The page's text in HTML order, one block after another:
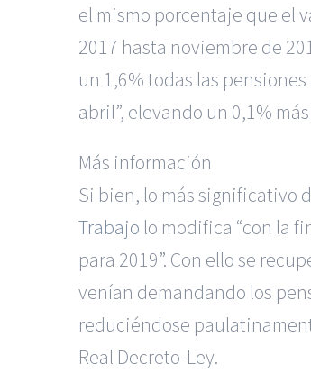
el mismo porcentaje que el
2017 hasta noviembre de
un 1,6% todas las
abril”, elevando un 0,1%
Más información
Si bien, lo más significativo
Trabajo lo modifica “con la
para 2019”. Con ello se
venían demandando los
reduciéndose
Real Decreto-Ley.